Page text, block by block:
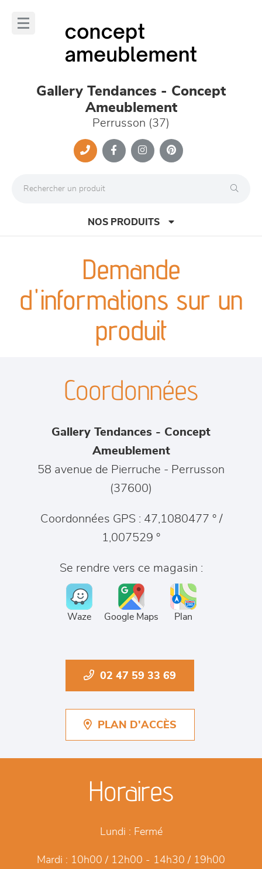
Gallery Tendances - Concept
Ameublement
Perrusson (37)
NOS PRODUITS
canapés et fauteuils
séjours
meubles de complément
chambres et dressing
Demande
d'informations sur un
produit
Coordonnées
Gallery Tendances - Concept
Ameublement
58 avenue de Pierruche - Perrusson
(37600)
Coordonnées GPS : 47,1080477 ° /
1,007529 °
Se rendre vers ce magasin :
Waze Google Maps Plan
02 47 59 33 69
PLAN D'ACCÈS
Horaires
Lundi : Fermé
Mardi : 10h00 / 12h00 - 14h30 / 19h00